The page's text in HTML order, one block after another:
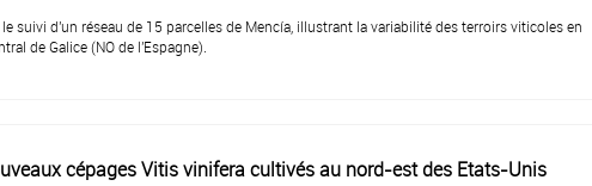
suivi d'un réseau de 15 parcelles de Mencía, illustrant la variabilité des terroirs viticoles en
de Galice (NO de l'Espagne).
cépages Vitis vinifera cultivés au nord-est des Etats-Unis